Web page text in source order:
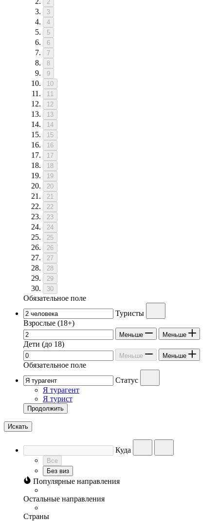
2
3
4
5
6
7
8
9
10
11
12
13
14
15
16
17
18
19
20
21
22
23
24
25
26
27
28
29
30
Обязательное поле
Туристы
Взрослые (18+)
Меньше Меньше
Дети (до 18)
Меньше Меньше
Обязательное поле
Статус
Я турагент
Я турист
Продолжить
Искать
Куда
Все
Без виз
Популярные направления
Остальные направления
Страны